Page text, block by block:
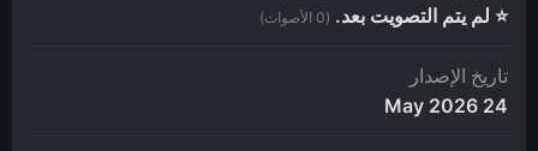
⭐ لم يتم التصويت بعد. (0 الأصوات)
تاريخ الإصدار
24 May 2026